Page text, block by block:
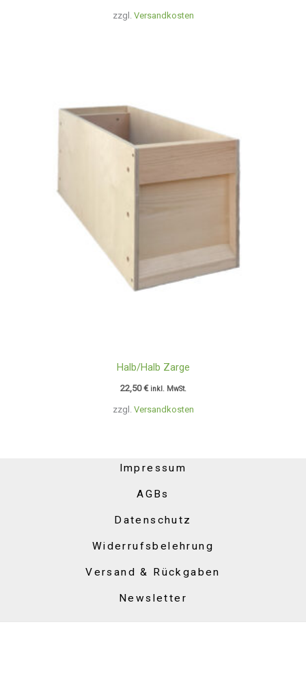
zzgl. Versandkosten
zzgl. Versandkosten
Halb/Halb Zarge
22,50€ inkl. MwSt.
Impressum
AGBs
Datenschutz
Widerrufsbelehrung
Versand & Rückgaben
Newsletter